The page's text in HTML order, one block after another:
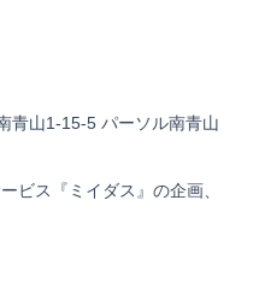
青山1-15-5 パーソル南青山
ビス『ミイダス』の企画、